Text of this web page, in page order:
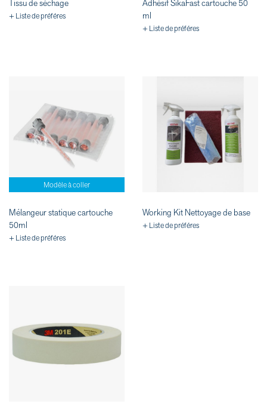
Tissu de séchage
+ Liste de préféres
Adhésif SikaFast cartouche 50
ml
+ Liste de préféres
Modèle à coller
Mélangeur statique cartouche
50ml
+ Liste de préféres
Working Kit Nettoyage de base
+ Liste de préféres